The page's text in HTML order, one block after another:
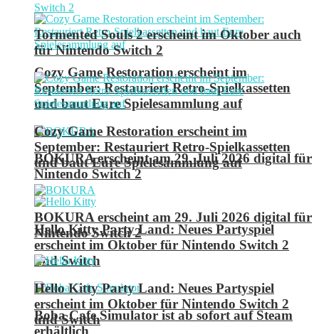
Cozy Game Restoration erscheint im
September: Restauriert Retro-Spielkassetten
und baut Eure Spielesammlung auf
BOKURA erscheint am 29. Juli 2026 digital für
Nintendo Switch 2
Hello Kitty Party Land: Neues Partyspiel
erscheint im Oktober für Nintendo Switch 2
und Switch
Boba Cafe Simulator ist ab sofort auf Steam
erhältlich
Tormented Souls 2 erscheint im Oktober auch
für Nintendo Switch 2
Cozy Game Restoration erscheint im
September: Restauriert Retro-Spielkassetten
und baut Eure Spielesammlung auf
BOKURA erscheint am 29. Juli 2026 digital für
Nintendo Switch 2
Hello Kitty Party Land: Neues Partyspiel
erscheint im Oktober für Nintendo Switch 2
und Switch